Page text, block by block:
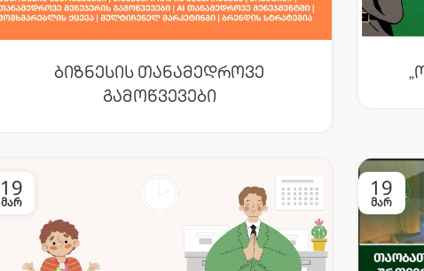
Ბიზნესის Თანამედროვე
Გამოწვევები
19
ᲛᲐᲠ
19
ᲛᲐᲠ